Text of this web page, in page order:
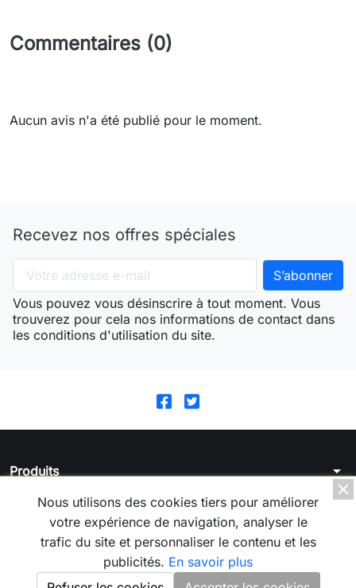
Commentaires (0)
Aucun avis n'a été publié pour le moment.
Recevez nos offres spéciales
Vous pouvez vous désinscrire à tout moment. Vous
trouverez pour cela nos informations de contact dans
les conditions d'utilisation du site.
Produits arrow_drop_down
La boutique arrow_drop_down
Votre compte
Nous utilisons des cookies tiers pour améliorer
votre expérience de navigation, analyser le
trafic du site et personnaliser le contenu et les
publicités. En savoir plus